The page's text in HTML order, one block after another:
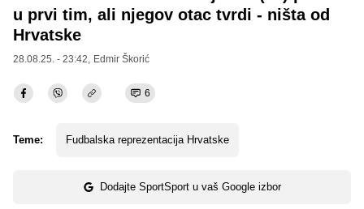
u prvi tim, ali njegov otac tvrdi - ništa od
Hrvatske
28.08.25. - 23:42, Edmir Škorić
6
Teme: Fudbalska reprezentacija Hrvatske
Dodajte SportSport u vaš Google izbor